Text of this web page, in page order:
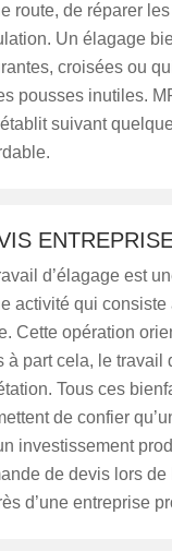
route, de réparer
Un élagage
croisées ou
pousses inutiles.
suivant
d’élagage est
activité qui
Cette opération
à part cela, le travail
Tous ces
de confier
investissement
de devis lors de
d’une entreprise